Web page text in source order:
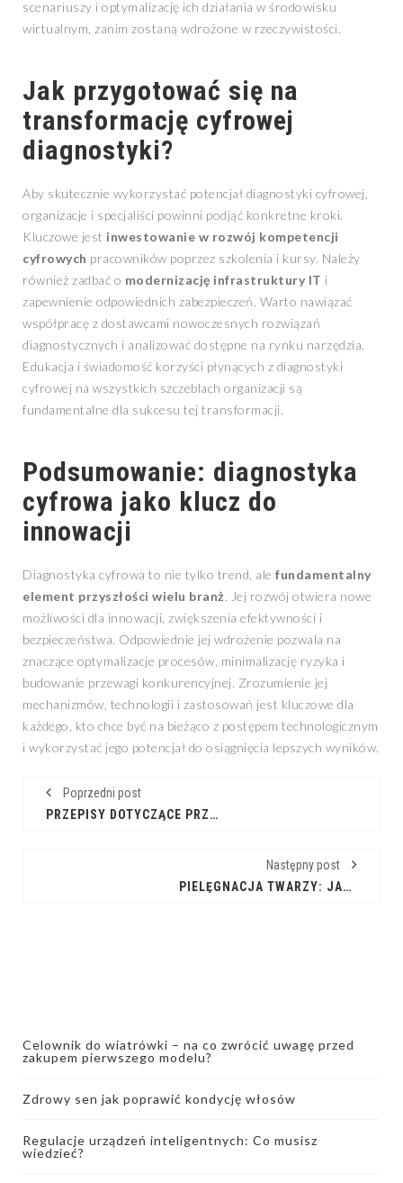
scenariuszy i optymalizację ich działania w środowisku
wirtualnym, zanim zostaną wdrożone w rzeczywistości.
Jak przygotować się na
transformację cyfrowej
diagnostyki?
Aby skutecznie wykorzystać potencjał diagnostyki cyfrowej,
organizacje i specjaliści powinni podjąć konkretne kroki.
Kluczowe jest inwestowanie w rozwój kompetencji
cyfrowych pracowników poprzez szkolenia i kursy. Należy
również zadbać o modernizację infrastruktury IT i
zapewnienie odpowiednich zabezpieczeń. Warto nawiązać
współpracę z dostawcami nowoczesnych rozwiązań
diagnostycznych i analizować dostępne na rynku narzędzia.
Edukacja i świadomość korzyści płynących z diagnostyki
cyfrowej na wszystkich szczeblach organizacji są
fundamentalne dla sukcesu tej transformacji.
Podsumowanie: diagnostyka
cyfrowa jako klucz do
innowacji
Diagnostyka cyfrowa to nie tylko trend, ale fundamentalny
element przyszłości wielu branż. Jej rozwój otwiera nowe
możliwości dla innowacji, zwiększenia efektywności i
bezpieczeństwa. Odpowiednie jej wdrożenie pozwala na
znaczące optymalizacje procesów, minimalizację ryzyka i
budowanie przewagi konkurencyjnej. Zrozumienie jej
mechanizmów, technologii i zastosowań jest kluczowe dla
każdego, kto chce być na bieżąco z postępem technologicznym
i wykorzystać jego potencjał do osiągnięcia lepszych wyników.
Poprzedni post
PRZEPISY DOTYCZĄCE PRZEWOZU ZWIERZĄT W NIEMCZECH
Następny post
PIELĘGNACJA TWARZY: JAK POPRAWIĆ KONDYCJĘ WŁOSÓW?
Celownik do wiatrówki – na co zwrócić uwagę przed
zakupem pierwszego modelu?
Zdrowy sen jak poprawić kondycję włosów
Regulacje urządzeń inteligentnych: Co musisz
wiedzieć?